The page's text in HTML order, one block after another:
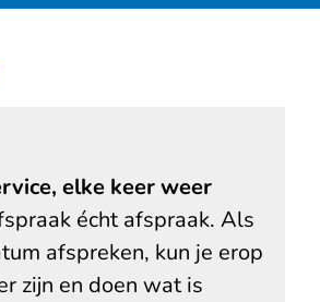
elke keer weer
écht afspraak. Als
afspreken, kun je erop
zijn en doen wat is